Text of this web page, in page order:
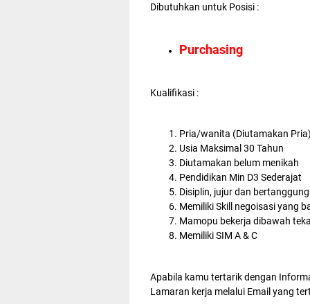
Dibutuhkan untuk Posisi :
Purchasing
Kualifikasi :
Pria/wanita (Diutamakan
Usia Maksimal 30 Tahun
Diutamakan belum menikah
Pendidikan Min D3 Sederajat
Disiplin, jujur dan
Memiliki Skill negoisasi yang
Mamopu bekerja dibawah
Memiliki SIM A & C
Apabila kamu tertarik dengan
Lamaran kerja melalui Email yang